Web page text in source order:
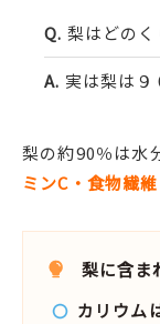
梨はどの
実は梨は９
梨の約90％は水
ミンC・食物繊
梨に含ま
カリウム